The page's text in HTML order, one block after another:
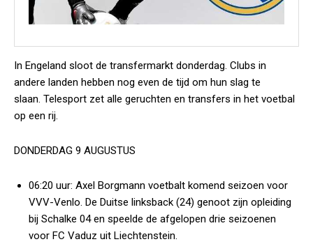
In Engeland sloot de transfermarkt donderdag. Clubs in
andere landen hebben nog even de tijd om hun slag te
slaan. Telesport zet alle geruchten en transfers in het voetbal
op een rij.
DONDERDAG 9 AUGUSTUS
06:20 uur: Axel Borgmann voetbalt komend seizoen voor
VVV-Venlo. De Duitse linksback (24) genoot zijn opleiding
bij Schalke 04 en speelde de afgelopen drie seizoenen
voor FC Vaduz uit Liechtenstein.